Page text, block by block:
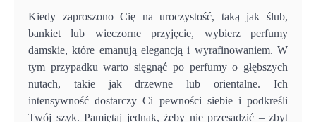
Kiedy zaproszono Cię na uroczystość, taką jak ślub,
bankiet lub wieczorne przyjęcie, wybierz perfumy
damskie, które emanują elegancją i wyrafinowaniem. W
tym przypadku warto sięgnąć po perfumy o głębszych
nutach, takie jak drzewne lub orientalne. Ich
intensywność dostarczy Ci pewności siebie i podkreśli
Twój szyk. Pamiętaj jednak, żeby nie przesadzić – zbyt